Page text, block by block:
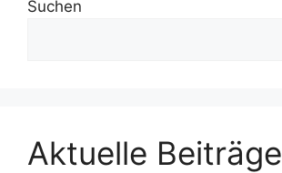
Suchen
Aktuelle Beiträge